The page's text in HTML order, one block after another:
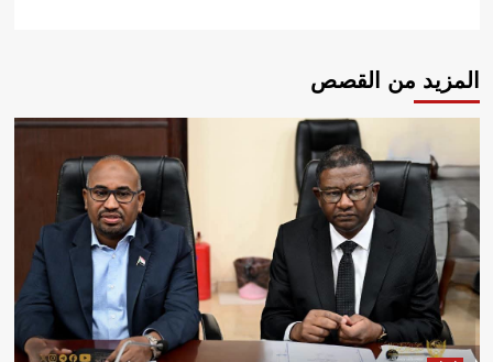
المزيد من القصص